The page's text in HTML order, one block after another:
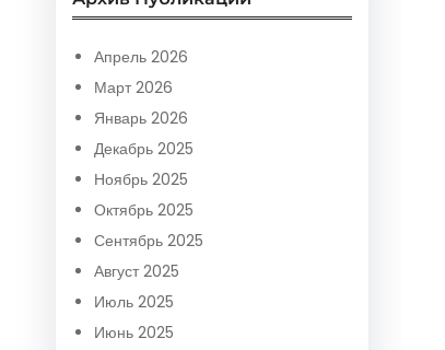
h
Апрель 2026
Март 2026
Январь 2026
Декабрь 2025
Ноябрь 2025
Октябрь 2025
Сентябрь 2025
Август 2025
Июль 2025
Июнь 2025